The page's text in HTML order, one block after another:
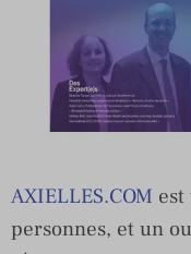
AXIELLES.COM
personnes, et un